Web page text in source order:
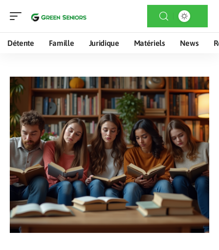
Détente Famille Juridique Matériels News